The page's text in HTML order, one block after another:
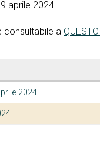
aprile 2024
consultabile a
2024